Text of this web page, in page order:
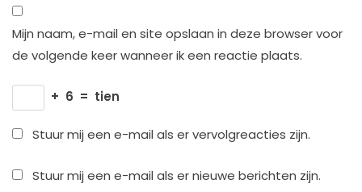
Mijn naam, e-mail en site opslaan in deze browser voor
de volgende keer wanneer ik een reactie plaats.
+ 6 = tien
Stuur mij een e-mail als er vervolgreacties zijn.
Stuur mij een e-mail als er nieuwe berichten zijn.